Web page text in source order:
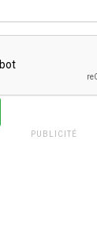
PUBLICITÉ